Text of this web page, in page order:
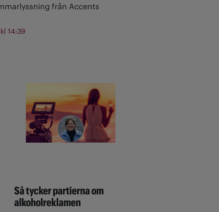
från Accents
14:39
Så tycker partierna om
alkoholreklamen